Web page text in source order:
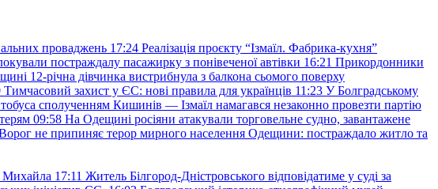
проваджень 17:24 Реалізація проєкту “Ізмаїл. Фабрика-кухня”
постраждалу пасажирку з понівеченої автівки 16:21 Прикордонники
12-річна дівчинка вистрибнула з балкона сьомого поверху
Тимчасовий захист у ЄС: нові правила для українців 11:23 У Болградському
сполученням Кишинів — Ізмаїл намагався незаконно провезти партію
09:58 На Одещині росіяни атакували торговельне судно, завантажене
не припиняє терор мирного населення Одещини: постраждало житло та
Михайла 17:11 Житель Білгород-Дністровського відповідатиме у суді за